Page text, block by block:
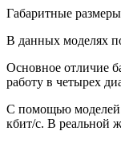
Габаритные
В данных моделях
Основное отличие
работу в четырех
С помощью моделей
кбит/с. В реальной